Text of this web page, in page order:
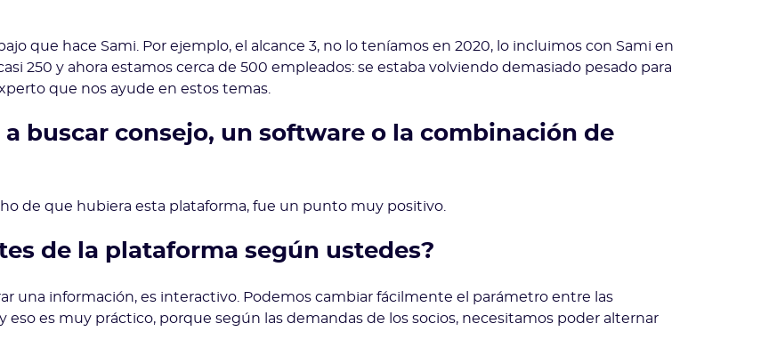
que hace Sami. Por ejemplo, el alcance 3, no lo teníamos en 2020, lo incluimos con Sami en
250 y ahora estamos cerca de 500 empleados: se estaba volviendo demasiado pesado para
que nos ayude en estos temas.
buscar consejo, un software o la combinación de
de que hubiera esta plataforma, fue un punto muy positivo.
de la plataforma según ustedes?
una información, es interactivo. Podemos cambiar fácilmente el parámetro entre las
eso es muy práctico, porque según las demandas de los socios, necesitamos poder alternar